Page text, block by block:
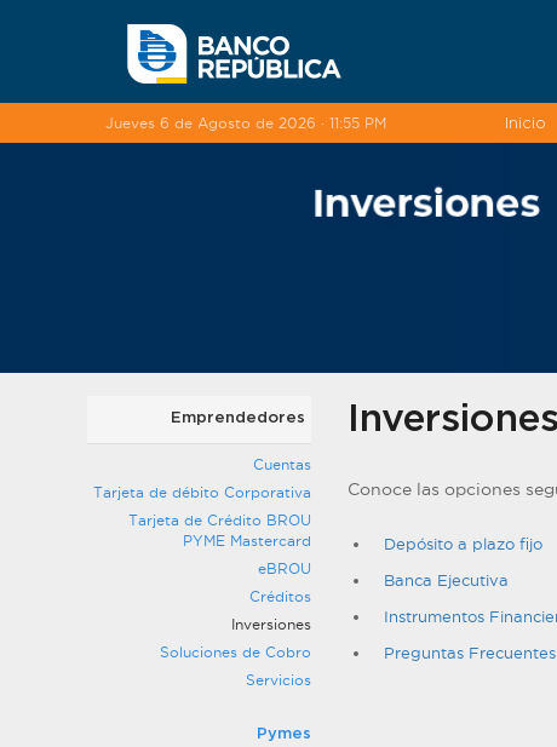
Jueves 6 de Agosto de 2026 · 11:55 PM Inicio
Emprendedores
Cuentas
Tarjeta de débito Corporativa
Tarjeta de Crédito BROU
PYME Mastercard
eBROU
Créditos
Inversiones
Soluciones de Cobro
Servicios
Pymes
Inversiones
Conoce las opciones
Depósito a plazo fijo
Banca Ejecutiva
Instrumentos
Preguntas Frecuentes